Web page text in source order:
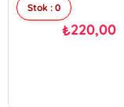
Stok : 0
₺220,00